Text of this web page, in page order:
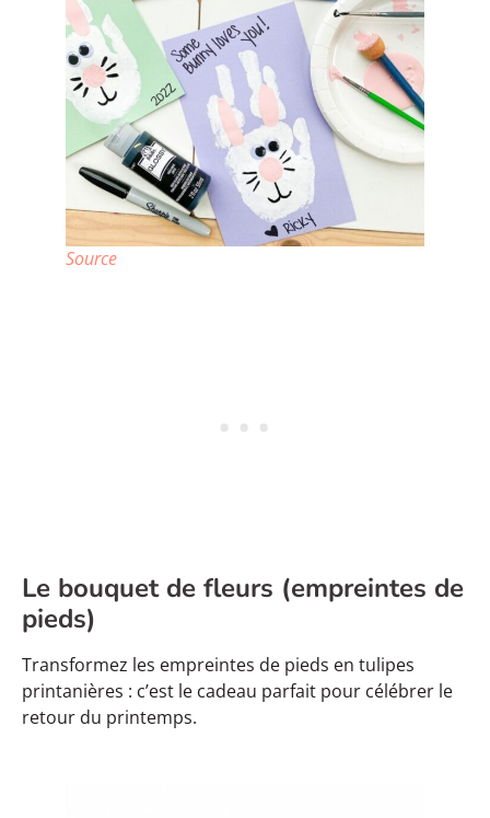
Source
Le bouquet de fleurs (empreintes de
pieds)
Transformez les empreintes de pieds en tulipes
printanières : c’est le cadeau parfait pour célébrer le
retour du printemps.